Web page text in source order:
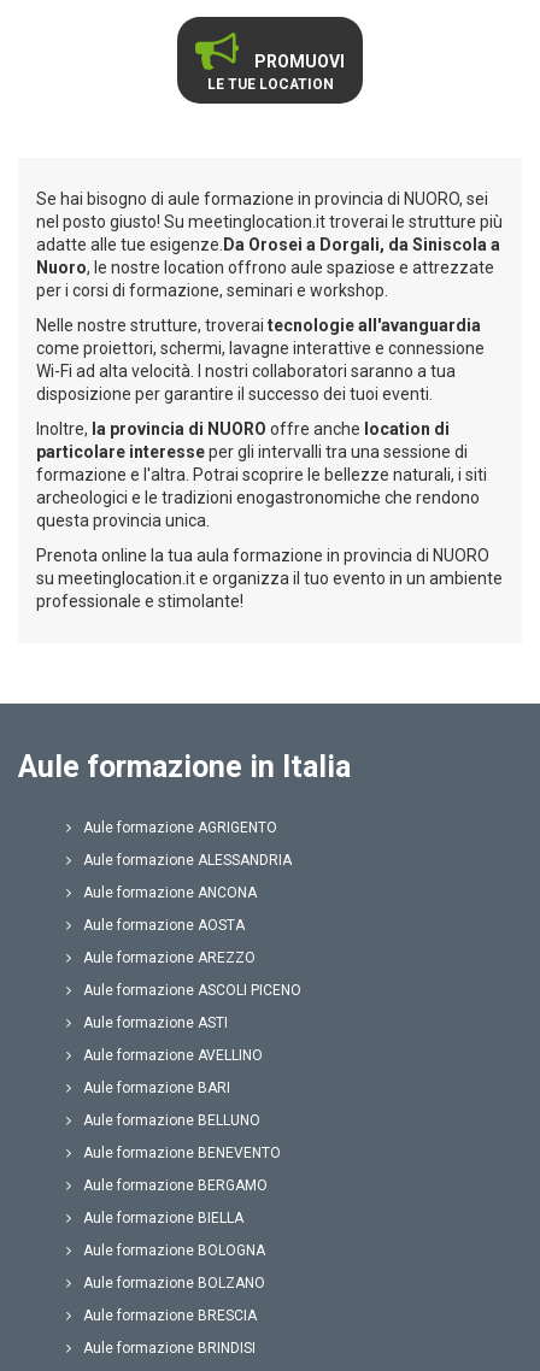
PROMUOVI
LE TUE LOCATION
Se hai bisogno di aule formazione in provincia di NUORO, sei
nel posto giusto! Su meetinglocation.it troverai le strutture più
adatte alle tue esigenze. Da Orosei a Dorgali, da Siniscola a
Nuoro, le nostre location offrono aule spaziose e attrezzate
per i corsi di formazione, seminari e workshop.
Nelle nostre strutture, troverai tecnologie all'avanguardia
come proiettori, schermi, lavagne interattive e connessione
Wi-Fi ad alta velocità. I nostri collaboratori saranno a tua
disposizione per garantire il successo dei tuoi eventi.
Inoltre, la provincia di NUORO offre anche location di
particolare interesseper gli intervalli tra una sessione di
formazione e l'altra. Potrai scoprire le bellezze naturali, i siti
archeologici e le tradizioni enogastronomiche che rendono
questa provincia unica.
Prenota online la tua aula formazione in provincia di NUORO
su meetinglocation.it e organizza il tuo evento in un ambiente
professionale e stimolante!
Aule formazione in Italia
Aule formazione AGRIGENTO
Aule formazione ALESSANDRIA
Aule formazione ANCONA
Aule formazione AOSTA
Aule formazione AREZZO
Aule formazione ASCOLI PICENO
Aule formazione ASTI
Aule formazione AVELLINO
Aule formazione BARI
Aule formazione BELLUNO
Aule formazione BENEVENTO
Aule formazione BERGAMO
Aule formazione BIELLA
Aule formazione BOLOGNA
Aule formazione BOLZANO
Aule formazione BRESCIA
Aule formazione BRINDISI